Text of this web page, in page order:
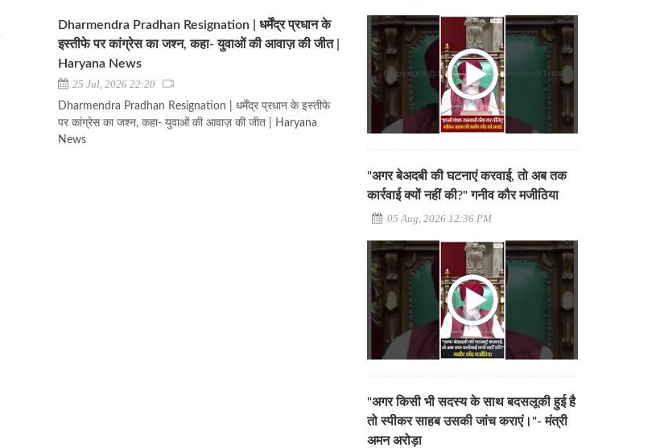
Dharmendra Pradhan Resignation | धर्मेंद्र प्रधान के
इस्तीफे पर कांग्रेस का जश्न, कहा- युवाओं की आवाज़ की जीत |
Haryana News
25 Jul, 2026 22:20
Dharmendra Pradhan Resignation | धर्मेंद्र प्रधान के इस्तीफे
पर कांग्रेस का जश्न, कहा- युवाओं की आवाज़ की जीत | Haryana
News
"अगर बेअदबी की घटनाएं करवाई, तो अब तक
कार्रवाई क्यों नहीं की?" गनीव कौर मजीठिया
05 Aug, 2026 12:36 PM
"अगर किसी भी सदस्य के साथ बदसलूकी हुई है
तो स्पीकर साहब उसकी जांच कराएं।"- मंत्री
अमन अरोड़ा